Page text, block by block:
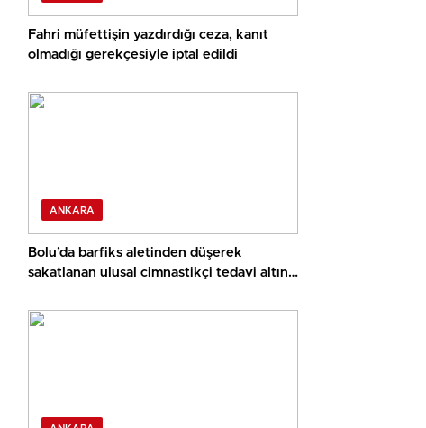
Fahri müfettişin yazdırdığı ceza, kanıt
olmadığı gerekçesiyle iptal edildi
ANKARA
Bolu’da barfiks aletinden düşerek
sakatlanan ulusal cimnastikçi tedavi altına